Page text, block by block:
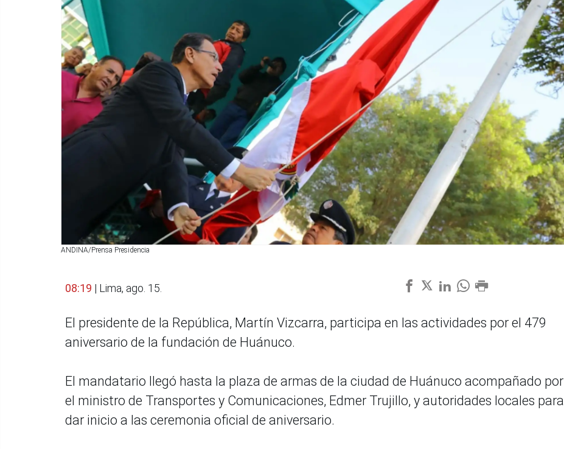
ANDINA/Prensa Presidencia
08:19 | Lima, ago. 15.
El presidente de la República, Martín Vizcarra, participa en las actividades por el 479
aniversario de la fundación de Huánuco.
El mandatario llegó hasta la plaza de armas de la ciudad de Huánuco acompañado por
el ministro de Transportes y Comunicaciones, Edmer Trujillo, y autoridades locales para
dar inicio a las ceremonia oficial de aniversario.